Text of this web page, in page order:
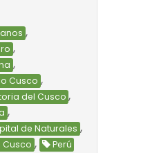
,
,
,
Cusco ,
del Cusco ,
,
de Naturales ,
Cusco , Perú